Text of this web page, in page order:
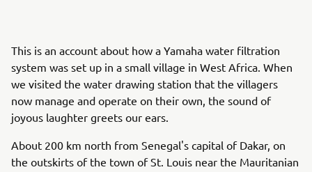
This is an account about how a Yamaha water filtration
system was set up in a small village in West Africa. When
we visited the water drawing station that the villagers
now manage and operate on their own, the sound of
joyous laughter greets our ears.
About 200 km north from Senegal's capital of Dakar, on
the outskirts of the town of St. Louis near the Mauritanian